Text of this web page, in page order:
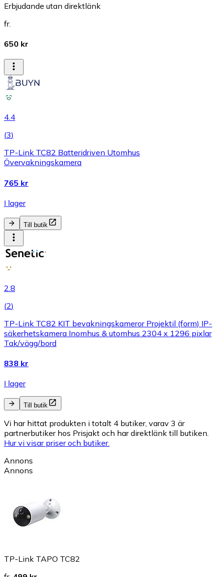
Erbjudande utan direktlänk
fr.
650 kr
4.4
(3)
TP-Link TC82 Batteridriven Utomhus
Övervakningskamera
765 kr
I lager
Till butik
2.8
(2)
TP-Link TC82 KIT bevakningskameror Projektil (form) IP-
säkerhetskamera Inomhus & utomhus 2304 x 1296 pixlar
Tak/vägg/bord
838 kr
I lager
Till butik
Vi har hittat produkten i totalt 4 butiker, varav 3 är
partnerbutiker hos Prisjakt och har direktlänk till butiken.
Hur vi visar priser och butiker.
Annons
Annons
TP-Link TAPO TC82